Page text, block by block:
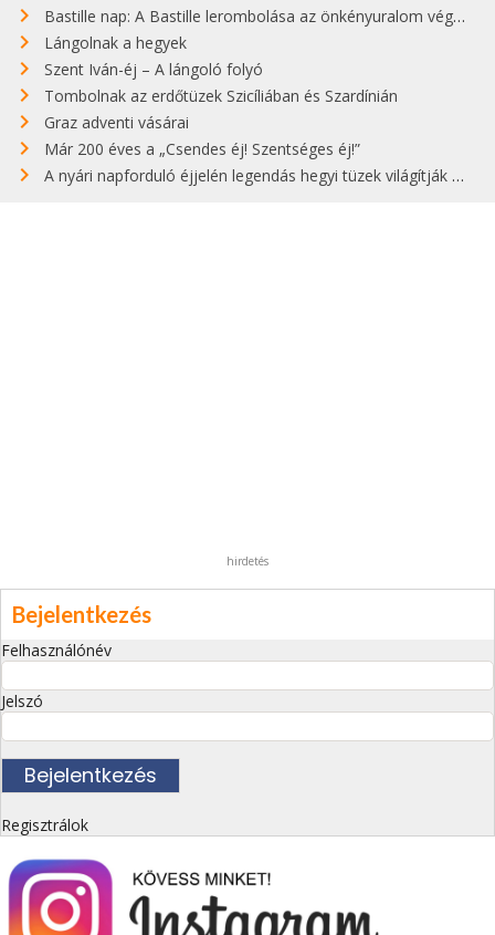
Bastille nap: A Bastille lerombolása az önkényuralom végét jelentette
Lángolnak a hegyek
Szent Iván-éj – A lángoló folyó
Tombolnak az erdőtüzek Szicíliában és Szardínián
Graz adventi vásárai
Már 200 éves a „Csendes éj! Szentséges éj!”
A nyári napforduló éjjelén legendás hegyi tüzek világítják meg Zugspitzét
hirdetés
Bejelentkezés
Felhasználónév
Jelszó
Regisztrálok